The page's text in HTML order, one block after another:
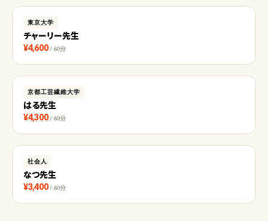
東京大学
チャーリー先生
¥4,600 / 60分
京都工芸繊維大学
はる先生
¥4,300 / 60分
社会人
なつ先生
¥3,400 / 60分